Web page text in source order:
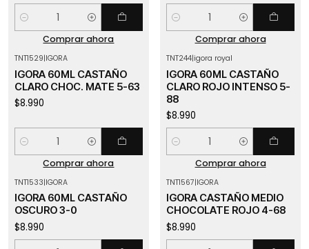
Cantidad
Comprar ahora
Cantidad
Comprar ahora
TNT1529|IGORA
IGORA 60ML CASTAÑO
CLARO CHOC. MATE 5-63
$8.990
Cantidad
Comprar ahora
TNT244|igora royal
IGORA 60ML CASTAÑO
CLARO ROJO INTENSO 5-
88
$8.990
Cantidad
Comprar ahora
TNT1533|IGORA
IGORA 60ML CASTAÑO
OSCURO 3-0
$8.990
TNT1567|IGORA
IGORA CASTAÑO MEDIO
CHOCOLATE ROJO 4-68
$8.990